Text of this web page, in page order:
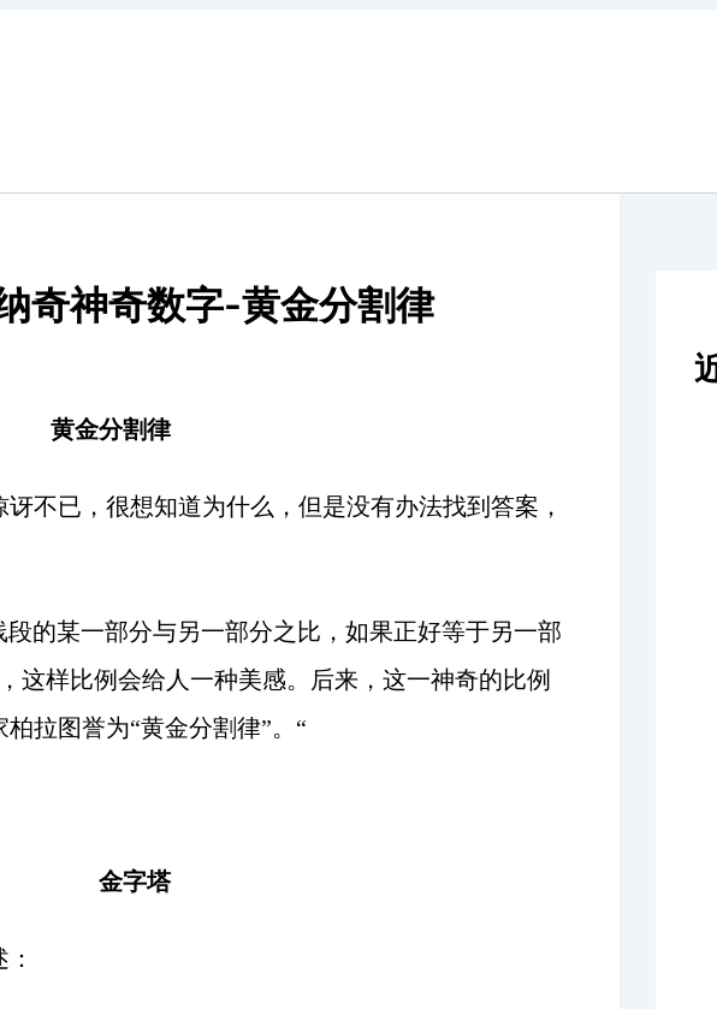
奇神奇数字-黄金分割律
黄金分割律
不已，很想知道为什么，但是没有办法找到答案，
的某一部分与另一部分之比，如果正好等于另一部
，这样比例会给人一种美感。后来，这一神奇的比例
拉图誉为“黄金分割律”。“
金字塔